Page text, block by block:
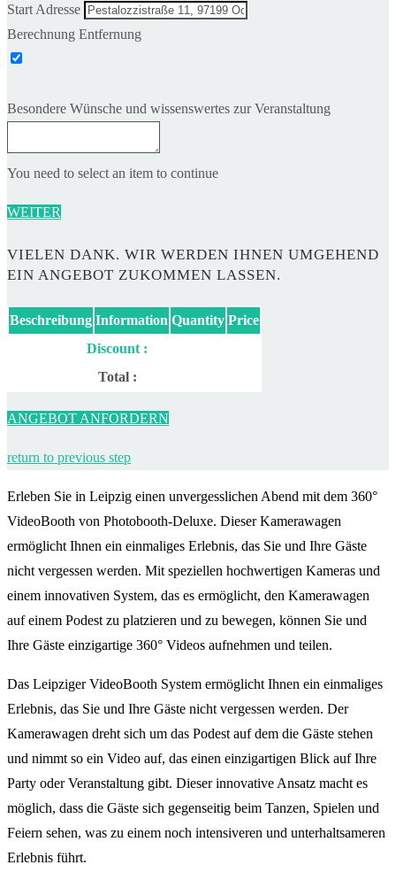
Start Adresse
Berechnung Entfernung
Besondere Wünsche und wissenswertes zur Veranstaltung
You need to select an item to continue
WEITER
VIELEN DANK. WIR WERDEN IHNEN UMGEHEND
EIN ANGEBOT ZUKOMMEN LASSEN.
Beschreibung Information Quantity Price
Discount :
Total :
ANGEBOT ANFORDERN
return to previous step
Erleben Sie in Leipzig einen unvergesslichen Abend mit dem 360°
VideoBooth von Photobooth-Deluxe. Dieser Kamerawagen
ermöglicht Ihnen ein einmaliges Erlebnis, das Sie und Ihre Gäste
nicht vergessen werden. Mit speziellen hochwertigen Kameras und
einem innovativen System, das es ermöglicht, den Kamerawagen
auf einem Podest zu platzieren und zu bewegen, können Sie und
Ihre Gäste einzigartige 360° Videos aufnehmen und teilen.
Das Leipziger VideoBooth System ermöglicht Ihnen ein einmaliges
Erlebnis, das Sie und Ihre Gäste nicht vergessen werden. Der
Kamerawagen dreht sich um das Podest auf dem die Gäste stehen
und nimmt so ein Video auf, das einen einzigartigen Blick auf Ihre
Party oder Veranstaltung gibt. Dieser innovative Ansatz macht es
möglich, dass die Gäste sich gegenseitig beim Tanzen, Spielen und
Feiern sehen, was zu einem noch intensiveren und unterhaltsameren
Erlebnis führt.